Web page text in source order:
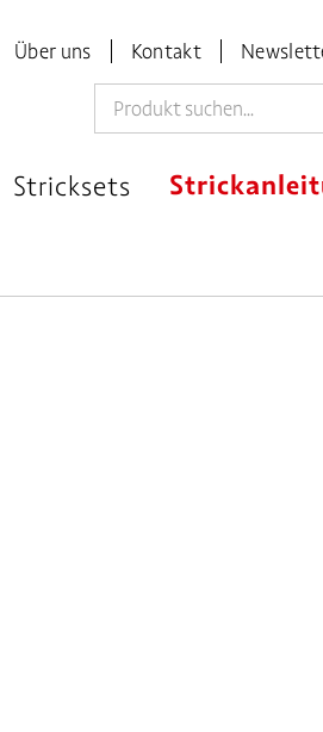
Über uns Kontakt
Stricksets